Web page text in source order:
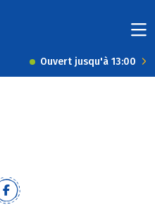
Ouvert jusqu'à 13:00